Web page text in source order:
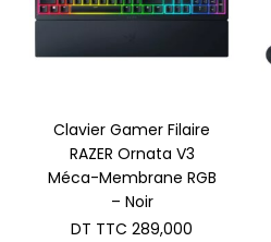
Clavier Gamer Filaire
RAZER Ornata V3
Méca-Membrane RGB
– Noir
DT TTC 289,000